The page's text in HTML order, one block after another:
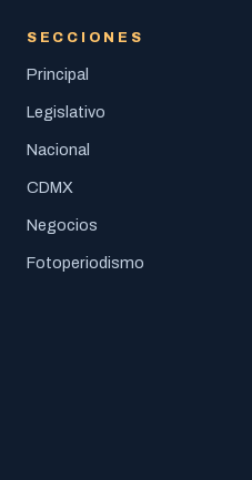
SECCIONES
Principal
Legislativo
Nacional
CDMX
Negocios
Fotoperiodismo